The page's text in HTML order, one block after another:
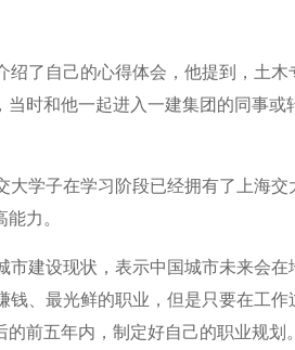
了自己的心得体会，他提到，土木
时和他一起进入一建集团的同事或
学子在学习阶段已经拥有了上海交
力。
建设现状，表示中国城市未来会在
、最光鲜的职业，但是只要在工作
前五年内，制定好自己的职业规划。